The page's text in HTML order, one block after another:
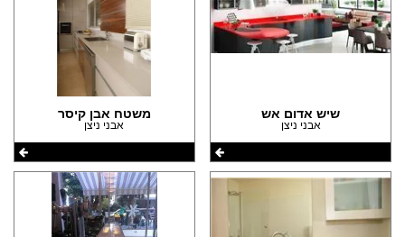
שיש אדום אש
אבני ניצן
משטח אבן קיסר
אבני ניצן